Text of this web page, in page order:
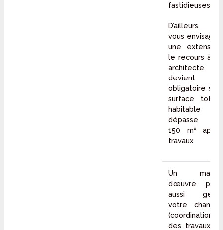
fastidieuses.
D’ailleurs, si
vous envisagez
une extension,
le recours à un
architecte
devient
obligatoire si la
surface totale
habitable
dépasse les
150 m² après
travaux.
Un maître
d’œuvre peut
aussi gérer
votre chantier
(coordination
des travaux et